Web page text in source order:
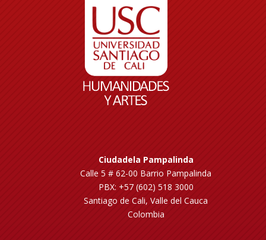
Ciudadela Pampalinda
Calle 5 # 62-00 Barrio Pampalinda
PBX: +57 (602) 518 3000
Santiago de Cali, Valle del Cauca
Colombia